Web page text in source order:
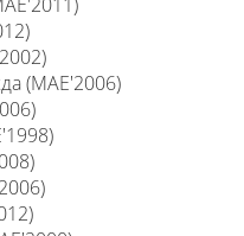
(MAE'2006)